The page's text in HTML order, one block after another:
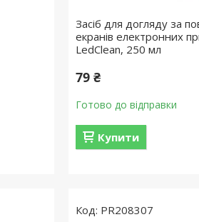
Засіб для догляду за
екранів електронних
LedClean, 250 мл
79 ₴
Готово до відправки
Купити
PR208307